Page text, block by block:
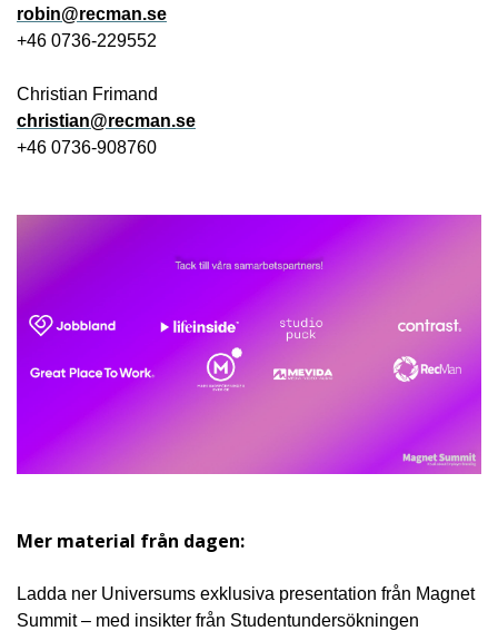
robin@recman.se
+46 0736-229552
Christian Frimand
christian@recman.se
+46 0736-908760
Mer material från dagen:
Ladda ner Universums exklusiva presentation från Magnet
Summit – med insikter från Studentundersökningen